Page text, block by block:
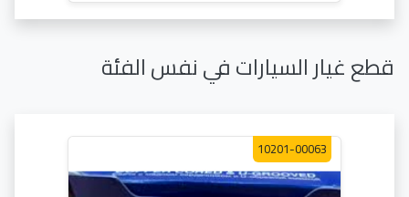
قطع غيار السيارات في نفس الفئة
10201-00063